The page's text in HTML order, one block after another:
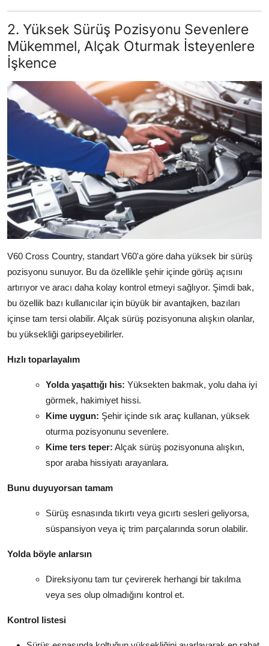
2. Yüksek Sürüş Pozisyonu Sevenlere
Mükemmel, Alçak Oturmak İsteyenlere
İşkence
V60 Cross Country, standart V60'a göre daha yüksek bir sürüş
pozisyonu sunuyor. Bu da özellikle şehir içinde görüş açısını
artırıyor ve aracı daha kolay kontrol etmeyi sağlıyor. Şimdi bak,
bu özellik bazı kullanıcılar için büyük bir avantajken, bazıları
içinse tam tersi olabilir. Alçak sürüş pozisyonuna alışkın olanlar,
bu yüksekliği garipseyebilirler.
Hızlı toparlayalım
Yolda yaşattığı his: Yüksekten bakmak, yolu daha iyi
görmek, hakimiyet hissi.
Kime uygun: Şehir içinde sık araç kullanan, yüksek
oturma pozisyonunu sevenlere.
Kime ters teper: Alçak sürüş pozisyonuna alışkın,
spor araba hissiyatı arayanlara.
Bunu duyuyorsan tamam
Sürüş esnasında tıkırtı veya gıcırtı sesleri geliyorsa,
süspansiyon veya iç trim parçalarında sorun olabilir.
Yolda böyle anlarsın
Direksiyonu tam tur çevirerek herhangi bir takılma
veya ses olup olmadığını kontrol et.
Kontrol listesi